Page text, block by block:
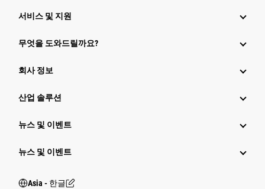
서비스 및 지원
무엇을 도와드릴까요?
회사 정보
산업 솔루션
뉴스 및 이벤트
뉴스 및 이벤트
Asia - 한글